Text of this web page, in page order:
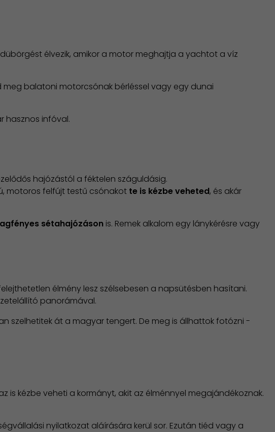
élvezik, amikor a motor meghajtja a yachtot a víz
balatoni motorcsónak bérléssel vagy egy dunai
hasznos infóval.
hajózástól a féktelen száguldásig.
motoros felfújt testű csónakot te is kézbe veheted, és akár
sétahajózáson is. Remek alkalom egy lánykérésre vagy
élmény lesz szélsebesen a napsütésben hasítani.
panorámával.
szelhetitek át a magyar tengert. De meg is állhattok fotózni -
kézbe veheti a kormányt, akit az élménnyel megajándékoznak.
nyilatkozat aláírására kerül sor. Ezután tiéd vagy a